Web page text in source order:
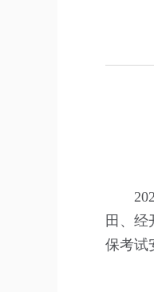
田、经
保考试